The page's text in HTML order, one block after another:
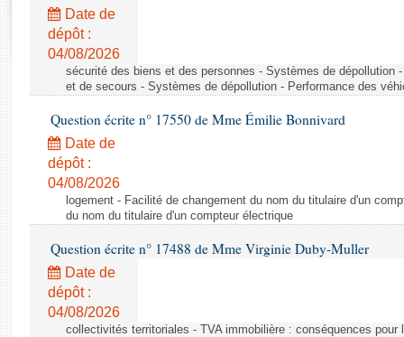
Rapports législatifs
Rapports sur l'application des lois
Baromètre de l’application des lois
Dossiers législatifs
Budget et sécurité sociale
Questions écrites et orales
Comptes rendus des débats
Date de
dépôt :
04/08/2026
sécurité des biens et des personnes - Systèmes de dépollution
et de secours - Systèmes de dépollution - Performance des
Question écrite n° 17550 de Mme Émilie Bonnivard
Date de
dépôt :
04/08/2026
logement - Facilité de changement du nom du titulaire d'un
du nom du titulaire d'un compteur électrique
Question écrite n° 17488 de Mme Virginie Duby-Muller
Date de
dépôt :
04/08/2026
collectivités territoriales - TVA immobilière : conséquences